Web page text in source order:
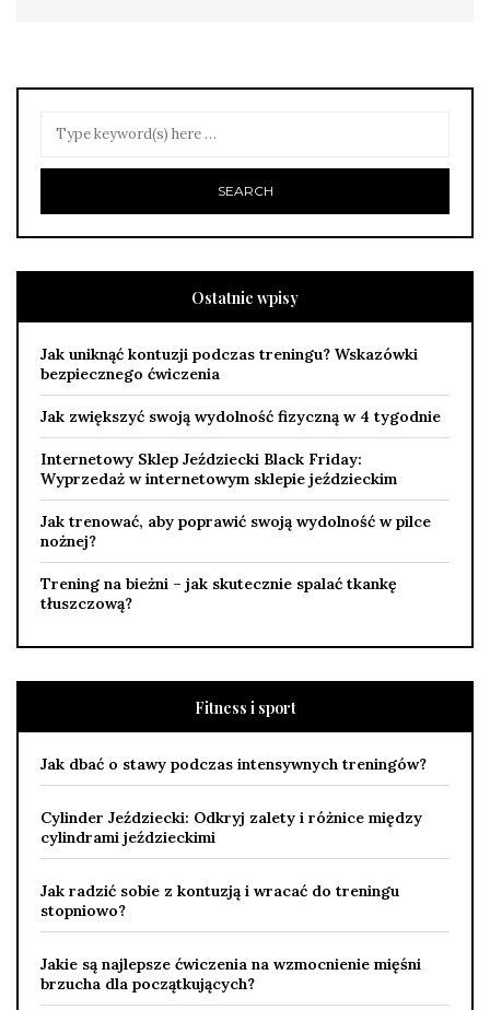
Ostatnie wpisy
Jak uniknąć kontuzji podczas treningu? Wskazówki
bezpiecznego ćwiczenia
Jak zwiększyć swoją wydolność fizyczną w 4 tygodnie
Internetowy Sklep Jeździecki Black Friday:
Wyprzedaż w internetowym sklepie jeździeckim
Jak trenować, aby poprawić swoją wydolność w pilce
nożnej?
Trening na bieżni – jak skutecznie spalać tkankę
tłuszczową?
Fitness i sport
Jak dbać o stawy podczas intensywnych treningów?
Cylinder Jeździecki: Odkryj zalety i różnice między
cylindrami jeździeckimi
Jak radzić sobie z kontuzją i wracać do treningu
stopniowo?
Jakie są najlepsze ćwiczenia na wzmocnienie mięśni
brzucha dla początkujących?